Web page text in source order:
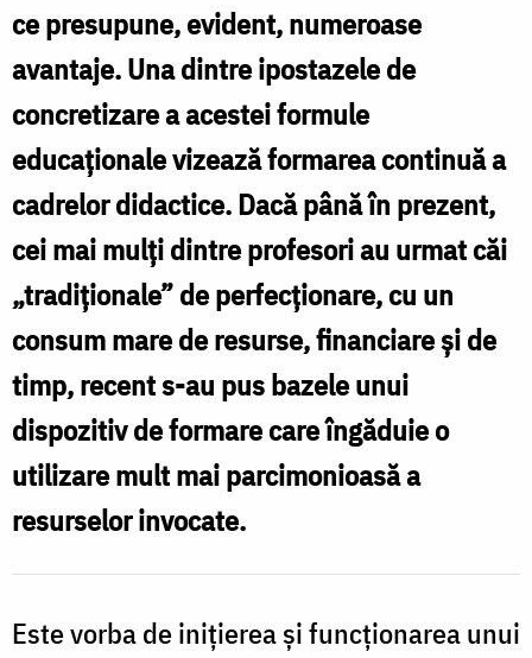
tip
learning
a
personalului
didactic
ce presupune, evident, numeroase
avantaje. Una dintre ipostazele de
concretizare a acestei formule
educaționale vizează formarea continuă a
cadrelor didactice. Dacă până în prezent,
cei mai mulți dintre profesori au urmat căi
„tradiționale” de perfecționare, cu un
consum mare de resurse, financiare și de
timp, recent s-au pus bazele unui
dispozitiv de formare care îngăduie o
utilizare mult mai parcimonioasă a
resurselor invocate.
Este vorba de inițierea și funcționarea unui